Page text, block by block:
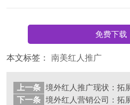
免费下载
本文标签：南美红人推广
上一条
下一条